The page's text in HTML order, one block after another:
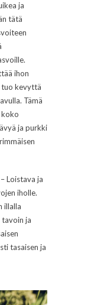
ja
tätä
ihon
tuo kevyttä
Tämä
ja purkki
– Loistava ja
iholle.
illalla
ja
tasaisen ja